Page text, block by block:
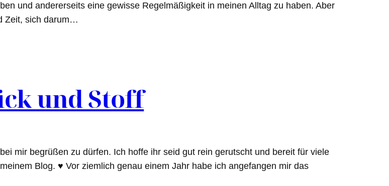
und andererseits eine gewisse Regelmäßigkeit in meinen Alltag zu haben. Aber
Zeit, sich darum…
und Stoff
mir begrüßen zu dürfen. Ich hoffe ihr seid gut rein gerutscht und bereit für viele
Blog. ♥ Vor ziemlich genau einem Jahr habe ich angefangen mir das